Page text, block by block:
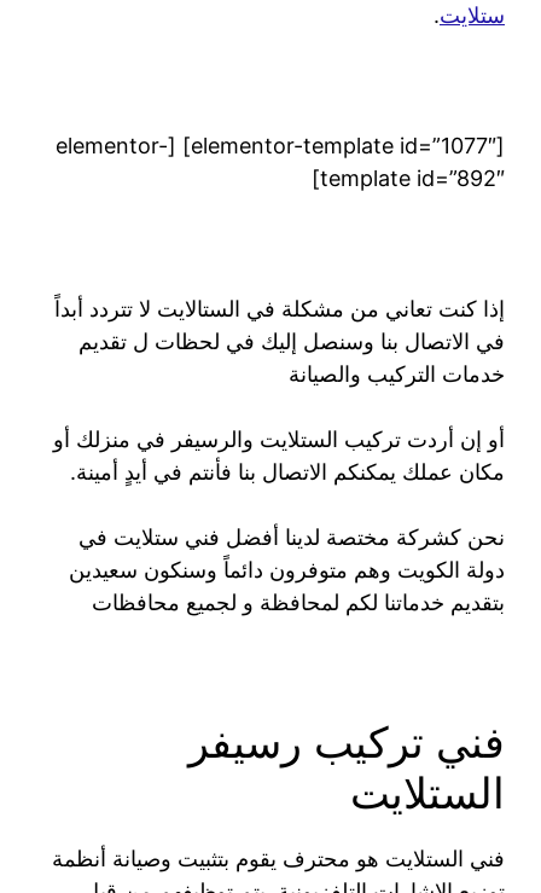
ستلايت.
[elementor-template id=”1077″] [elementor-
template id=”892″]
إذا كنت تعاني من مشكلة في الستالايت لا تتردد أبداً
في الاتصال بنا وسنصل إليك في لحظات ل تقديم
خدمات التركيب والصيانة
أو إن أردت تركيب الستلايت والرسيفر في منزلك أو
مكان عملك يمكنكم الاتصال بنا فأنتم في أيدٍ أمينة.
نحن كشركة مختصة لدينا أفضل فني ستلايت في
دولة الكويت وهم متوفرون دائماً وسنكون سعيدين
بتقديم خدماتنا لكم لمحافظة و لجميع محافظات
فني تركيب رسيفر
الستلايت
فني الستلايت هو محترف يقوم بتثبيت وصيانة أنظمة